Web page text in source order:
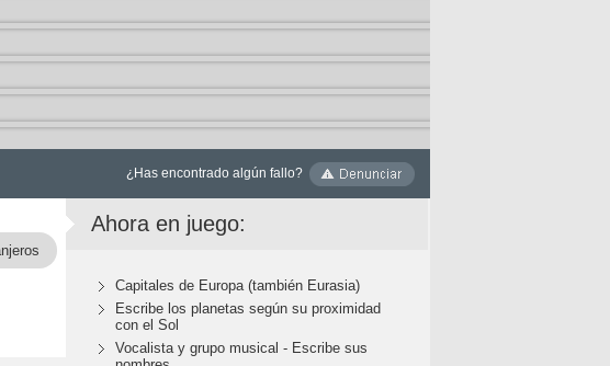
¿Has encontrado algún fallo?
Ahora en juego:
Capitales de Europa (también Eurasia)
Escribe los planetas según su proximidad
con el Sol
Vocalista y grupo musical - Escribe sus